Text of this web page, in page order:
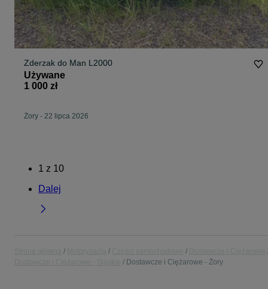
Zderzak do Man L2000
Używane
1 000 zł
Żory - 22 lipca 2026
1 z 10
Dalej
Dostawcze i Ciężarowe - Żory